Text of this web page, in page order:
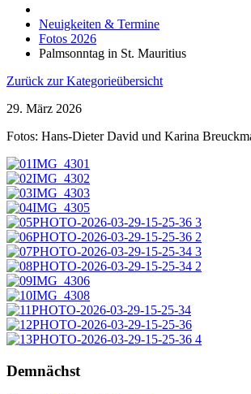
Neuigkeiten & Termine
Fotos 2026
Palmsonntag in St. Mauritius
Zurück zur Kategorieübersicht
29. März 2026
Fotos: Hans-Dieter David und Karina
Demnächst